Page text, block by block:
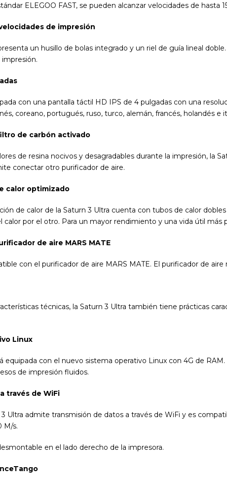
ELEGOO FAST, se pueden alcanzar velocidades de hasta
de impresión
un husillo de bolas integrado y un riel de guía lineal
con una pantalla táctil HD IPS de 4 pulgadas con una
coreano, portugués, ruso, turco, alemán, francés, holandés e
de carbón activado
de resina nocivos y desagradables durante la impresión, la
conectar otro purificador de aire.
calor optimizado
de calor de la Saturn 3 Ultra cuenta con tubos de calor
calor por el otro. Para un mayor rendimiento y una vida útil más
de aire MARS MATE
con el purificador de aire MARS MATE. El purificador de
técnicas, la Saturn 3 Ultra también tiene prácticas
Linux
equipada con el nuevo sistema operativo Linux con 4G de
de impresión fluidos.
través de WiFi
Ultra admite transmisión de datos a través de WiFi y es
M/s.
en el lado derecho de la impresora.